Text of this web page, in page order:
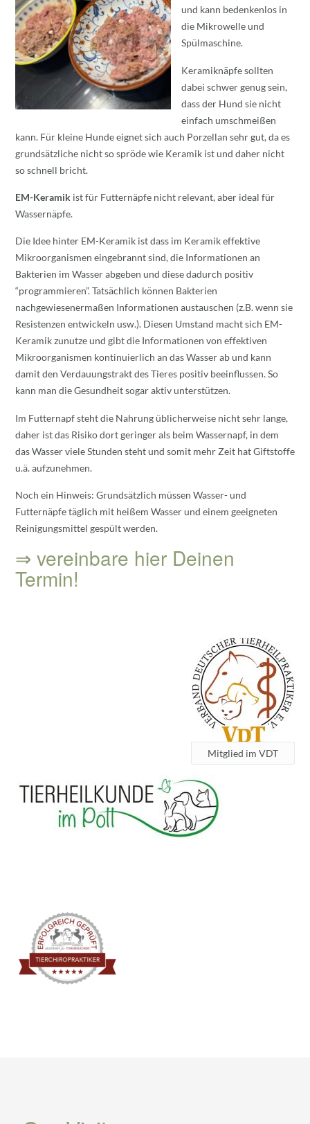
und kann bedenkenlos in
die Mikrowelle und
Spülmaschine.
Keramiknäpfe sollten
dabei schwer genug sein,
dass der Hund sie nicht
einfach umschmeißen
kann. Für kleine Hunde eignet sich auch Porzellan sehr gut, da es
grundsätzliche nicht so spröde wie Keramik ist und daher nicht
so schnell bricht.
EM-Keramik ist für Futternäpfe nicht relevant, aber ideal für
Wassernäpfe.
Die Idee hinter EM-Keramik ist dass im Keramik effektive
Mikroorganismen eingebrannt sind, die Informationen an
Bakterien im Wasser abgeben und diese dadurch positiv
“programmieren”. Tatsächlich können Bakterien
nachgewiesenermaßen Informationen austauschen (z.B. wenn sie
Resistenzen entwickeln usw.). Diesen Umstand macht sich EM-
Keramik zunutze und gibt die Informationen von effektiven
Mikroorganismen kontinuierlich an das Wasser ab und kann
damit den Verdauungstrakt des Tieres positiv beeinflussen. So
kann man die Gesundheit sogar aktiv unterstützen.
Im Futternapf steht die Nahrung üblicherweise nicht sehr lange,
daher ist das Risiko dort geringer als beim Wassernapf, in dem
das Wasser viele Stunden steht und somit mehr Zeit hat Giftstoffe
u.ä. aufzunehmen.
Noch ein Hinweis: Grundsätzlich müssen Wasser- und
Futternäpfe täglich mit heißem Wasser und einem geeigneten
Reinigungsmittel gespült werden.
⇒ vereinbare hier Deinen
Termin!
Mitglied im VDT